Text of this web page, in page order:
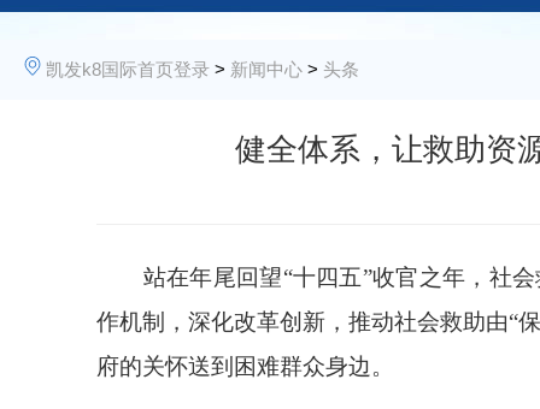
凯发k8国际首页登录 > 新闻中心 > 头条
健全体系，让救助资
站在年尾回望“十四五”收官之年，社会
作机制，深化改革创新，推动社会救助由“
府的关怀送到困难群众身边。